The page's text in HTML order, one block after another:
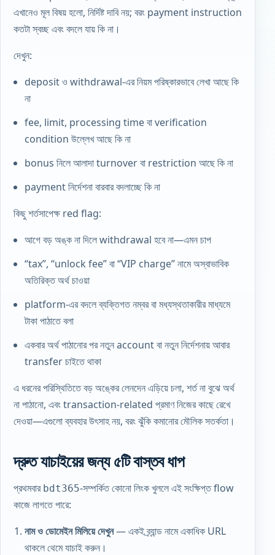
এখানেও মূল বিষয় হলো, নির্দিষ্ট দাবি নয়; বরং payment instruction
কতটা স্বচ্ছ এবং বদলে যায় কি না।
দেখুন:
deposit ও withdrawal-এর নিয়ম পরিষ্কারভাবে লেখা আছে কি
না
fee, limit, processing time বা verification
condition উল্লেখ আছে কি না
bonus নিলে আলাদা turnover বা restriction আছে কি না
payment নির্দেশনা বারবার বদলাচ্ছে কি না
কিছু শর্তসাপেক্ষ red flag:
আগে বড় অঙ্ক না দিলে withdrawal হবে না—এমন চাপ
“tax”, “unlock fee” বা “VIP charge” নামে অস্বাভাবিক
অতিরিক্ত অর্থ চাওয়া
platform-এর বদলে ব্যক্তিগত নম্বর বা মধ্যস্থতাকারীর মাধ্যমে
টাকা পাঠাতে বলা
একবার অর্থ পাঠানোর পর নতুন account বা নতুন নির্দেশনায় আবার
transfer চাইতে থাকা
এ ধরনের পরিস্থিতিতে বড় অঙ্কের লেনদেন এড়িয়ে চলা, শর্ত না বুঝে অর্থ
না পাঠানো, এবং transaction-related প্রমাণ নিজের কাছে রেখে
দেওয়া—এগুলো ব্যবহার উৎসাহ নয়, বরং ঝুঁকি কমানোর মৌলিক সতর্কতা।
দ্রুত যাচাইয়ের জন্য ৫টি বাস্তব ধাপ
প্রথমবার bdt365-সম্পর্কিত কোনো লিংক খুললে এই সংক্ষিপ্ত flow
কাজে লাগতে পারে:
নাম ও ডোমেইন মিলিয়ে দেখুন— একই ব্র্যান্ড নামে একাধিক URL
থাকলে থেমে যাচাই করুন।